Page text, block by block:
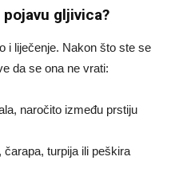
gljivica?
i liječenje. Nakon što ste se
da se ona ne vrati:
naročito između prstiju
čarapa, turpija ili peškira